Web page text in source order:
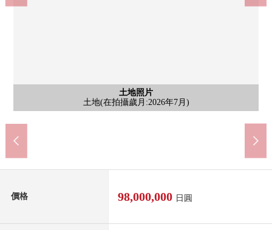
土地照片
土地(在拍攝歲月:2026年7月)
土地照片
土地(在拍攝歲月:2026年7月)
土地照片
土地(在拍攝歲月:2026年7月)
土地照片
土地(在拍攝歲月:2026年7月)
土地照片
土地(在拍攝歲月:2026年7月)
土地照片
土地(在拍攝歲月:2026年7月)
含有前面道路的外觀
前面道路
含有前面道路的外觀
前面道路
含有前面道路的外觀
前面道路
含有前面道路的外觀
前面道路
價格 98,000,000 日圓